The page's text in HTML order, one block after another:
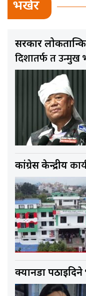
भर्खर
सरकार लोकतान्त्रिक
दिशातर्फ त उन्मुख
कांग्रेस केन्द्रीय
क्यानडा पठाइदिने